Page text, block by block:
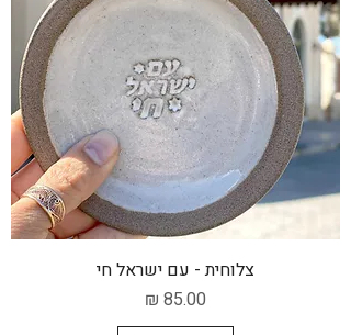
צלוחית - עם ישראל חי
מחיר